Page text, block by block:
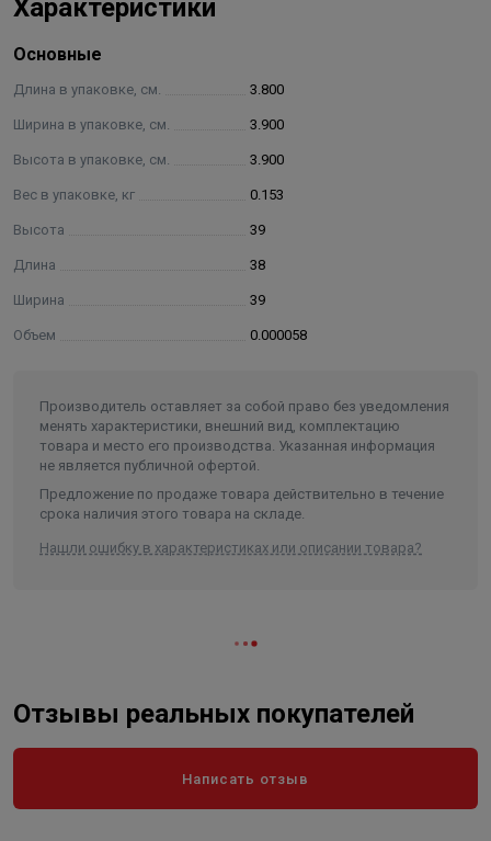
Характеристики
Основные
Длина в упаковке, см. 3.800
Ширина в упаковке, см. 3.900
Высота в упаковке, см. 3.900
Вес в упаковке, кг 0.153
Высота 39
Длина 38
Ширина 39
Объем 0.000058
Производитель оставляет за собой право без уведомления
менять характеристики, внешний вид, комплектацию
товара и место его производства. Указанная информация
не является публичной офертой.
Предложение по продаже товара действительно в течение
срока наличия этого товара на складе.
Нашли ошибку в характеристиках или описании товара?
Отзывы реальных покупателей
Написать отзыв